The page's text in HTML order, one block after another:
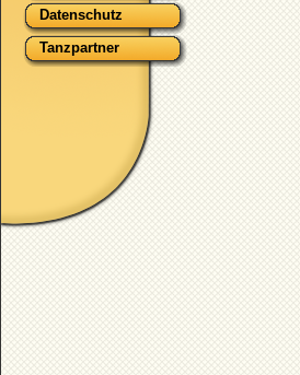
Datenschutz
Tanzpartner